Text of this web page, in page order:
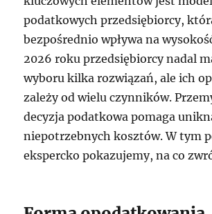
podatkowych przedsiębiorcy,
bezpośrednio wpływa na
2026 roku przedsiębiorcy nadal
wyboru kilka rozwiązań, ale ich
zależy od wielu czynników.
decyzja podatkowa pomaga
niepotrzebnych kosztów. W tym
ekspercko pokazujemy, na co